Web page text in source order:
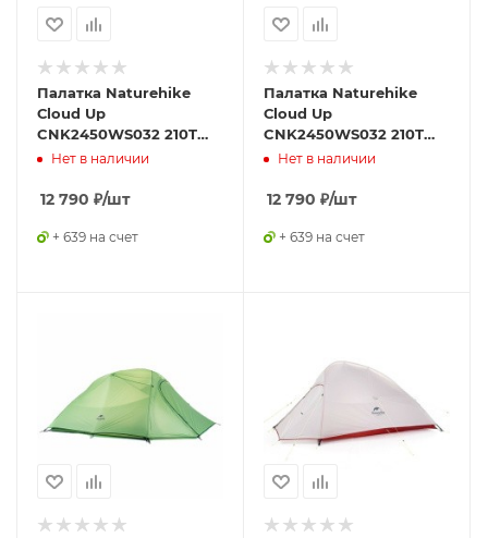
Палатка Naturehike
Сloud Up
CNK2450WS032 210T
одноместная
Нет в наличии
12 790 ₽/шт
+ 639 на счет
Палатка Naturehike
Сloud Up
CNK2450WS032 210T
одноместная
Нет в наличии
12 790 ₽/шт
+ 639 на счет